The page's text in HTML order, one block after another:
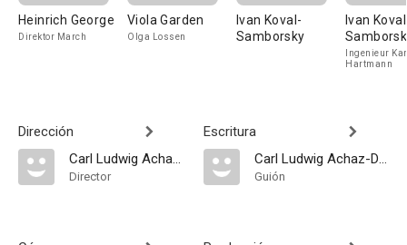
Heinrich George
Direktor March
Viola Garden
Olga Lossen
Ivan Koval-
Samborsky
Ivan
Ingenieur
Hartmann
Dirección
Carl Ludwig Achaz-Duisberg
Director
Escritura
Carl Ludwig Achaz-Duisberg
Guión